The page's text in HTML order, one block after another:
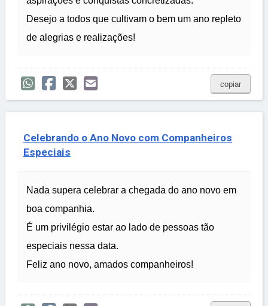
Desejo a todos que cultivam o bem um ano repleto
de alegrias e realizações!
copiar
Celebrando o Ano Novo com Companheiros
Especiais
Nada supera celebrar a chegada do ano novo em
boa companhia.
É um privilégio estar ao lado de pessoas tão
especiais nessa data.
Feliz ano novo, amados companheiros!